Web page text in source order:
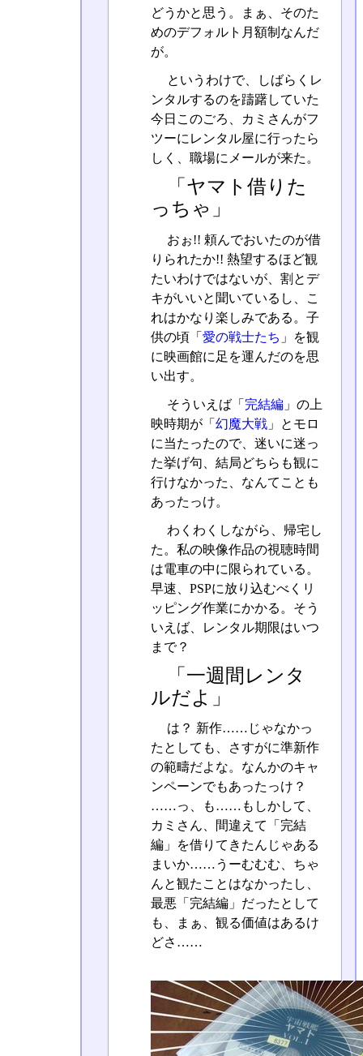
どうかと思う。まぁ、そのた
めのデフォルト月額制なんだ
が。
というわけで、しばらくレ
ンタルするのを躊躇していた
今日このごろ、カミさんがフ
ツーにレンタル屋に行ったら
しく、職場にメールが来た。
「ヤマト借りた
っちゃ」
おぉ!! 頼んでおいたのが借
りられたか!! 熱望するほど観
たいわけではないが、割とデ
キがいいと聞いているし、こ
れはかなり楽しみである。子
供の頃「 愛の戦士たち 」を観
に映画館に足を運んだのを思
い出す。
そういえば「 完結編」の上
映時期が「 幻魔大戦」とモロ
に当たったので、迷いに迷っ
た挙げ句、結局どちらも観に
行けなかった、なんてことも
あったっけ。
わくわくしながら、帰宅し
た。私の映像作品の視聴時間
は電車の中に限られている。
早速、PSPに放り込むべくリ
ッピング作業にかかる。そう
いえば、レンタル期限はいつ
まで？
「一週間レンタ
ルだよ」
は？ 新作……じゃなかっ
たとしても、さすがに準新作
の範疇だよな。なんかのキャ
ンペーンでもあったっけ？
……っ、も……もしかして、
カミさん、間違えて「完結
編」を借りてきたんじゃある
まいか……うーむむむ、ちゃ
んと観たことはなかったし、
最悪「完結編」だったとして
も、まぁ、観る価値はあるけ
どさ……